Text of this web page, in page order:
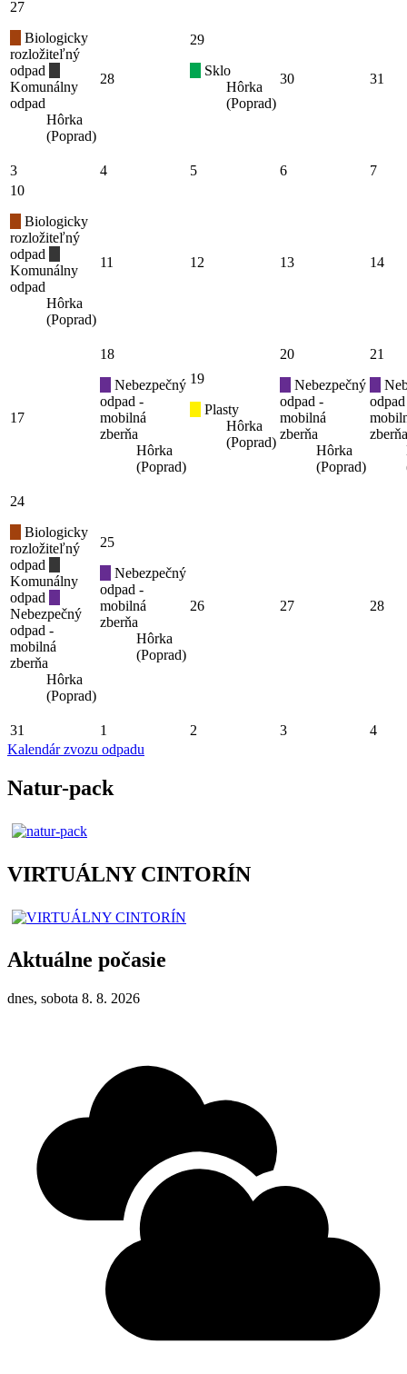
27
Biologicky
rozložiteľný
odpad
Komunálny
odpad
Hôrka
(Poprad)
28
29
Sklo
Hôrka
(Poprad)
30 31
3 4 5 6
7
10
Biologicky
rozložiteľný
odpad
Komunálny
odpad
Hôrka
(Poprad)
11 12 13 14
17
18
Nebezpečný
odpad -
mobilná
zberňa
Hôrka
(Poprad)
19
Plasty
Hôrka
(Poprad)
20
Nebezpečný
odpad -
mobilná
zberňa
Hôrka
(Poprad)
21
zberňa
24
Biologicky
rozložiteľný
odpad
Komunálny
odpad
Nebezpečný
odpad -
mobilná
zberňa
Hôrka
(Poprad)
25
Nebezpečný
odpad -
mobilná
zberňa
Hôrka
(Poprad)
26 27 28
31 1 2 3
4
Kalendár zvozu odpadu
Natur-pack
VIRTUÁLNY CINTORÍN
Aktuálne počasie
dnes, sobota 8. 8. 2026